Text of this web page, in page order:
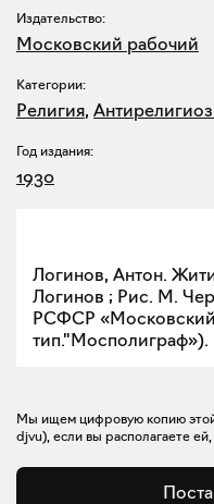
Издательство:
Московский рабочий
Категории:
Религия,
Год издания:
1930
Логинов, Антон.
Логинов ; Рис. М.
РСФСР «Московский
тип."Мосполиграф»).
Мы ищем цифровую копию
djvu), если вы располагаете